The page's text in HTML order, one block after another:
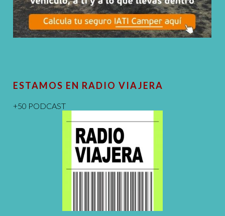
ESTAMOS EN RADIO VIAJERA
+50 PODCAST